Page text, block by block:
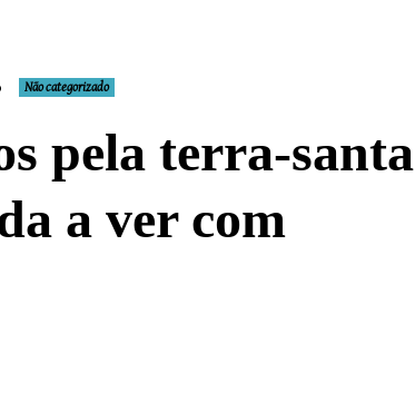
Não categorizado
pela terra-santa
a ver com